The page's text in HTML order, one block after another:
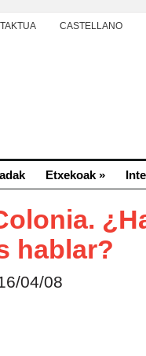
CASTELLANO
Etxekoak »
hablar?
04/08